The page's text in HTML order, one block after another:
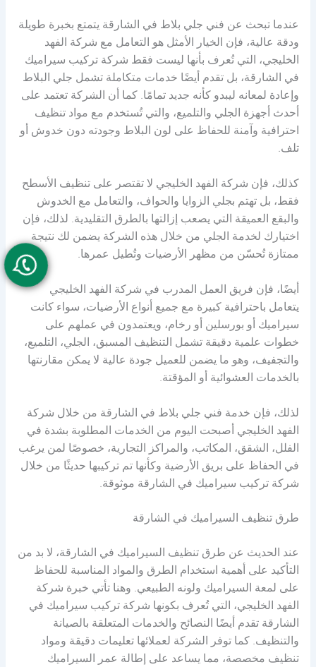
عندما تبحث عن فني جلي بلاط في الشارقة يتمتع بخبرة طويلة
ودقة عالية، فإن الخيار الأمثل هو التعامل مع شركة الفهد
الخليجي، التي تُعرف بأنها ليست فقط شركة تركيب سيراميك
في الشارقة، بل تقدم أيضًا خدمات متكاملة تشمل جلي البلاط
وإعادة لمعانه ليبدو كأنه جديد تمامًا. كما أن الشركة تعتمد على
أحدث أجهزة الجلي والتلميع، والتي تُستخدم مع مواد تنظيف
احترافية وآمنة للحفاظ على لون البلاط وجودته دون خدوش أو
تلف.
كذلك، فإن شركة الفهد الخليجي لا تقتصر على تنظيف الأسطح
فقط، بل تهتم بجلي الزوايا والحواف، والتعامل مع الخدوش
والبقع العميقة التي يصعب إزالتها بالطرق التقليدية. لذلك، فإن
اختيارك لخدمة الجلي من خلال هذه الشركة يضمن لك نتيجة
ممتازة تُحسّن من مظهر الأرضيات وتُطيل عمرها.
أيضًا، فإن فريق العمل المدرب في شركة الفهد الخليجي
يتعامل باحترافية كبيرة مع جميع أنواع الأرضيات، سواء كانت
سيراميك أو بورسلين أو رخام، ويعتمدون في عملهم على
خطوات علمية دقيقة تشمل التنظيف المسبق، الجلي، التلميع،
والتجفيف، وهو ما يضمن للعميل جودة عالية لا يمكن مقارنتها
بالخدمات العشوائية أو المؤقتة.
لذلك، فإن خدمة فني جلي بلاط في الشارقة من خلال شركة
الفهد الخليجي أصبحت اليوم من الخدمات المطلوبة بشدة في
الفلل، الشقق، المكاتب، والمراكز التجارية، خصوصًا لمن يرغب
في الحفاظ على بريق الأرضية وكأنها تم تركيبها حديثًا من خلال
شركة تركيب سيراميك في الشارقة موثوقة.
طرق تنظيف السيراميك في الشارقة
عند الحديث عن طرق تنظيف السيراميك في الشارقة، لا بد من
التأكيد على أهمية استخدام الطرق والمواد المناسبة للحفاظ
على لمعة السيراميك ولونه الطبيعي. وهنا تأتي خبرة شركة
الفهد الخليجي، التي تُعرف بكونها شركة تركيب سيراميك في
الشارقة تقدم أيضًا النصائح والخدمات المتعلقة بالصيانة
والتنظيف. كما توفر الشركة لعملائها تعليمات دقيقة ومواد
تنظيف مخصصة، مما يساعد على إطالة عمر السيراميك